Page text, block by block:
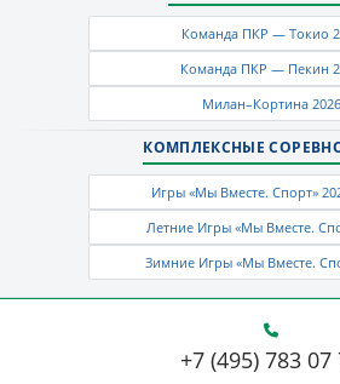
Команда ПКР — Токио
Команда ПКР — Пекин
Милан–Кортина 2026
КОМПЛЕКСНЫЕ
Игры «Мы Вместе. Спорт»
Летние Игры «Мы Вместе.
Зимние Игры «Мы Вместе.
+7 (495) 783 07